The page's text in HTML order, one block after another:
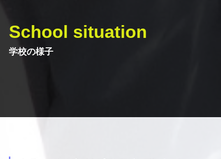
School situation
学校の様子